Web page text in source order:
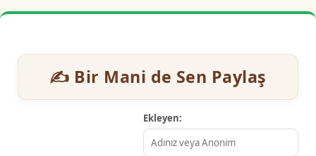
✍️ Bir Mani de Sen Paylaş
Ekleyen: